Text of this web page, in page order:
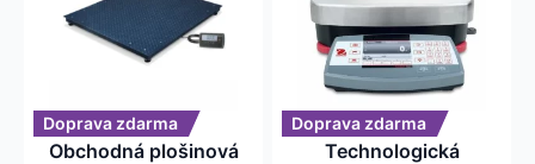
Doprava zdarma
Obchodná plošinová
viacero
variantov.
môžete
vybrať
Doprava zdarma
Technologická
viacero
variantov.
Možnosti
môžete
vybrať